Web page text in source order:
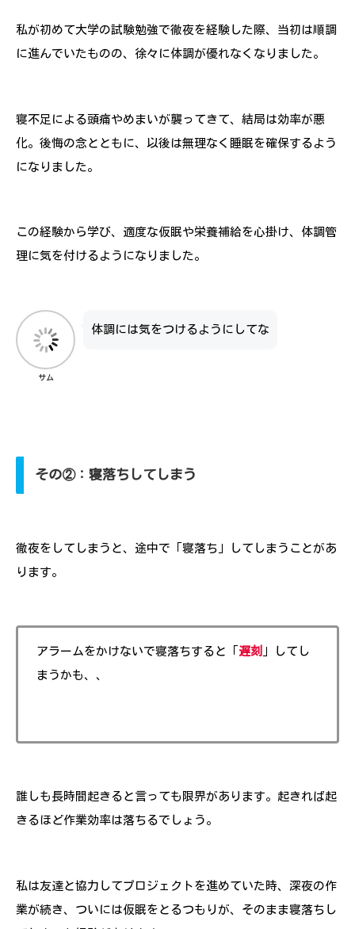
私が初めて大学の試験勉強で徹夜を経験した際、当初は順調
に進んでいたものの、徐々に体調が優れなくなりました。
寝不足による頭痛やめまいが襲ってきて、結局は効率が悪
化。後悔の念とともに、以後は無理なく睡眠を確保するよう
になりました。
この経験から学び、適度な仮眠や栄養補給を心掛け、体調管
理に気を付けるようになりました。
サム
体調には気をつけるようにしてな
その②：寝落ちしてしまう
徹夜をしてしまうと、途中で「寝落ち」してしまうことがあ
ります。
アラームをかけないで寝落ちすると「 遅刻
」してし
まうかも、、
誰しも長時間起きると言っても限界があります。起きれば起
きるほど作業効率は落ちるでしょう。
私は友達と協力してプロジェクトを進めていた時、深夜の作
業が続き、ついには仮眠をとるつもりが、そのまま寝落ちし